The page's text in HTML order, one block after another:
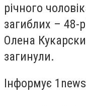
річного
загиблих – 48-
Олена
загинули.
Інформує